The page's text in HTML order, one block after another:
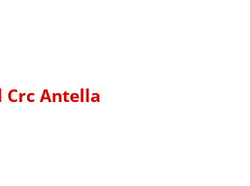
Crc Antella